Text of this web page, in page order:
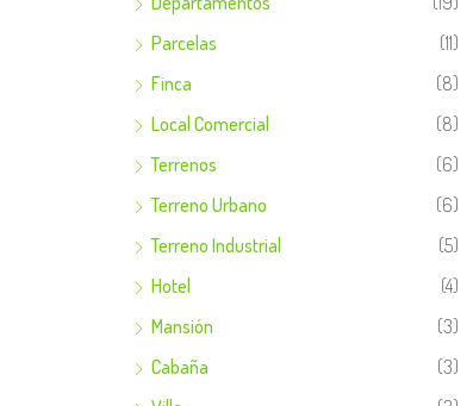
Parcelas
(11)
Finca
(8)
Local Comercial
(8)
Terrenos
(6)
Terreno Urbano
(6)
Terreno Industrial
(5)
Hotel
(4)
Mansión
(3)
Cabaña
(3)